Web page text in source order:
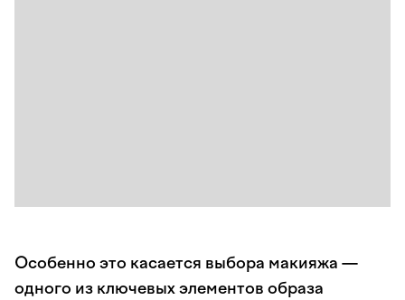
Особенно это касается выбора макияжа —
одного из ключевых элементов образа